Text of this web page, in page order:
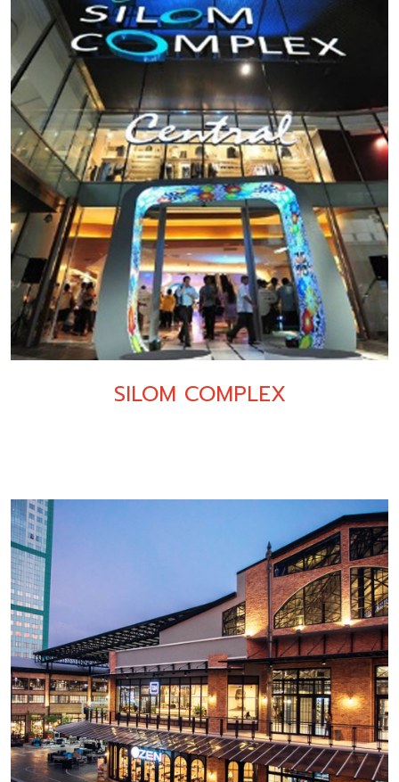
SILOM COMPLEX